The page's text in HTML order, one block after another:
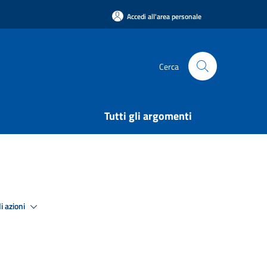
Accedi all'area personale
Cerca
Tutti gli argomenti
azioni